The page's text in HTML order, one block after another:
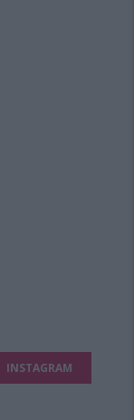
INSTAGRAM